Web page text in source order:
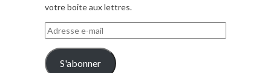
votre boite aux lettres.
Adresse
e-
mail
S'abonner